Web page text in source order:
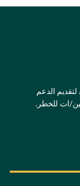
الدعم
ات للخطر.